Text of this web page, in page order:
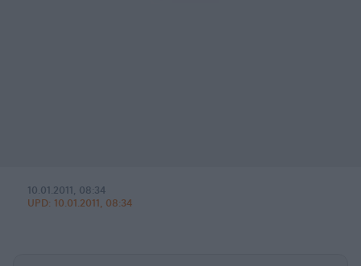
10.01.2011, 08:34
UPD: 10.01.2011, 08:34